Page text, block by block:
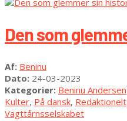
Den som
2023-
03-
24
Af: Beninu
Dato: 24-03-2023
Kategorier: Beninu Andersen
Kulter, På dansk, Redaktionelt
Vagttårnsselskabet